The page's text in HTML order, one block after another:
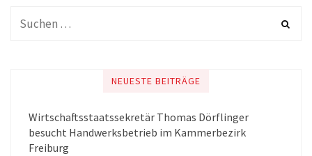
NEUESTE BEITRÄGE
Wirtschaftsstaatssekretär Thomas Dörflinger
besucht Handwerksbetrieb im Kammerbezirk
Freiburg